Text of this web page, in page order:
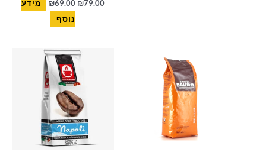
₪79.00
₪69.00
מידע
נוסף